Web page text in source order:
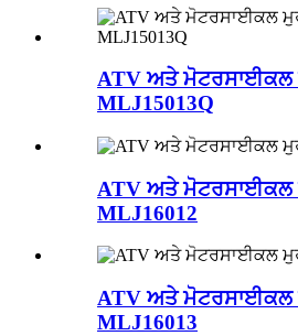
ATV ਅਤੇ
MLJ15013Q
ATV ਅਤੇ
MLJ16012
ATV ਅਤੇ
MLJ16013